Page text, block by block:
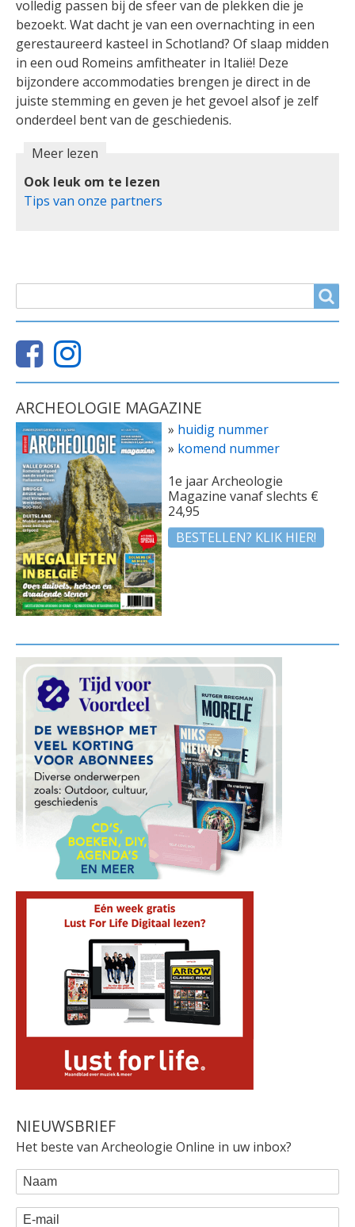
volledig passen bij de sfeer van de plekken die je
bezoekt. Wat dacht je van een overnachting in een
gerestaureerd kasteel in Schotland? Of slaap midden
in een oud Romeins amfitheater in Italië! Deze
bijzondere accommodaties brengen je direct in de
juiste stemming en geven je het gevoel alsof je zelf
onderdeel bent van de geschiedenis.
Meer lezen
Ook leuk om te lezen
Tips van onze partners
ARCHEOLOGIE MAGAZINE
» huidig nummer
» komend nummer
1e jaar Archeologie
Magazine vanaf slechts €
24,95
BESTELLEN? KLIK HIER!
NIEUWSBRIEF
Het beste van Archeologie Online in uw inbox?
WEBFORM
Naam
E-mail